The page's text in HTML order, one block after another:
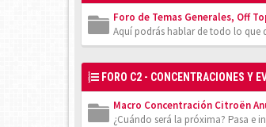
Foro de Temas Generales, Off
Aquí podrás hablar de todo lo que
FORO C2 - CONCENTRACIONES Y
Macro Concentración Citroën
¿Cuándo será la próxima? Pasa e